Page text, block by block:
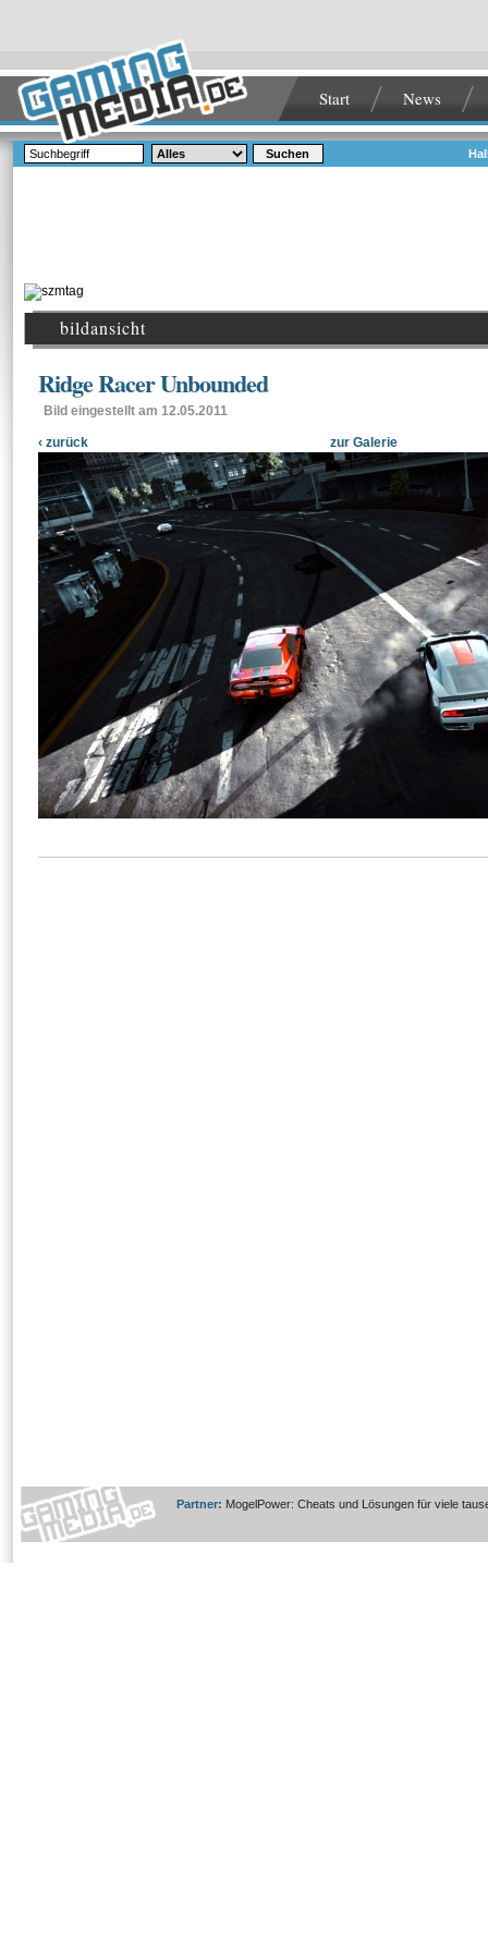
Start News
Suchen
bildansicht
Ridge Racer Unbounded
Bild eingestellt am 12.05.2011
‹ zurück zur Galerie
Partner: MogelPower: Cheats und Lösungen für viele